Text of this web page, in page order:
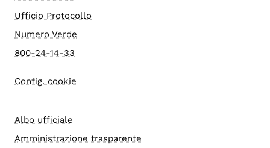
Ufficio Protocollo
Numero Verde
800-24-14-33
Config. cookie
Albo ufficiale
Amministrazione trasparente